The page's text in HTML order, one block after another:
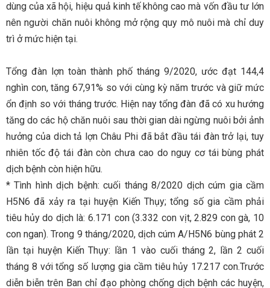
dùng của xã hội, hiệu quả kinh tế không cao mà vốn đầu tư lớn
nên người chăn nuôi không mở rộng quy mô nuôi mà chỉ duy
trì ở mức hiện tại.
Tổng đàn lợn toàn thành phố tháng 9/2020, ước đạt 144,4
nghìn con, tăng 67,91% so với cùng kỳ năm trước và giữ mức
ổn định so với tháng trước. Hiện nay tổng đàn đã có xu hướng
tăng do các hộ chăn nuôi sau thời gian dài ngừng nuôi bởi ảnh
hưởng của dich tả lợn Châu Phi đã bắt đầu tái đàn trở lại, tuy
nhiên tốc độ tái đàn còn chưa cao do nguy cơ tái bùng phát
dịch bệnh còn hiện hữu.
* Tình hình dịch bệnh: cuối tháng 8/2020 dịch cúm gia cầm
H5N6 đã xảy ra tại huyện Kiến Thụy; tổng số gia cầm phải
tiêu hủy do dịch là: 6.171 con (3.332 con vịt, 2.829 con gà, 10
con ngan). Trong 9 tháng/2020, dịch cúm A/H5N6 bùng phát 2
lần tại huyện Kiến Thụy: lần 1 vào cuối tháng 2, lần 2 cuối
tháng 8 với tổng số lượng gia cầm tiêu hủy 17.217 con.Trước
diễn biễn trên Ban chỉ đạo phòng chống dịch bệnh các huyện,